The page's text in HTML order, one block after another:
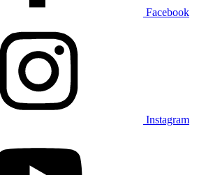
Facebook
Instagram